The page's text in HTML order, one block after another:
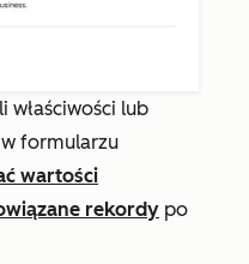
właściwości lub
formularzu
wartości
rekordy po